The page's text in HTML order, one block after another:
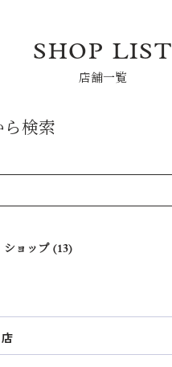
SHOP LIST
店舗一覧
ら検索
ショップ (13)